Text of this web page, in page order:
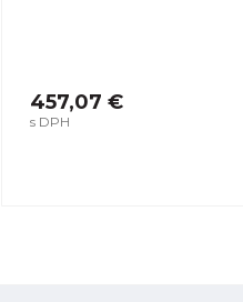
457,07 €
s DPH